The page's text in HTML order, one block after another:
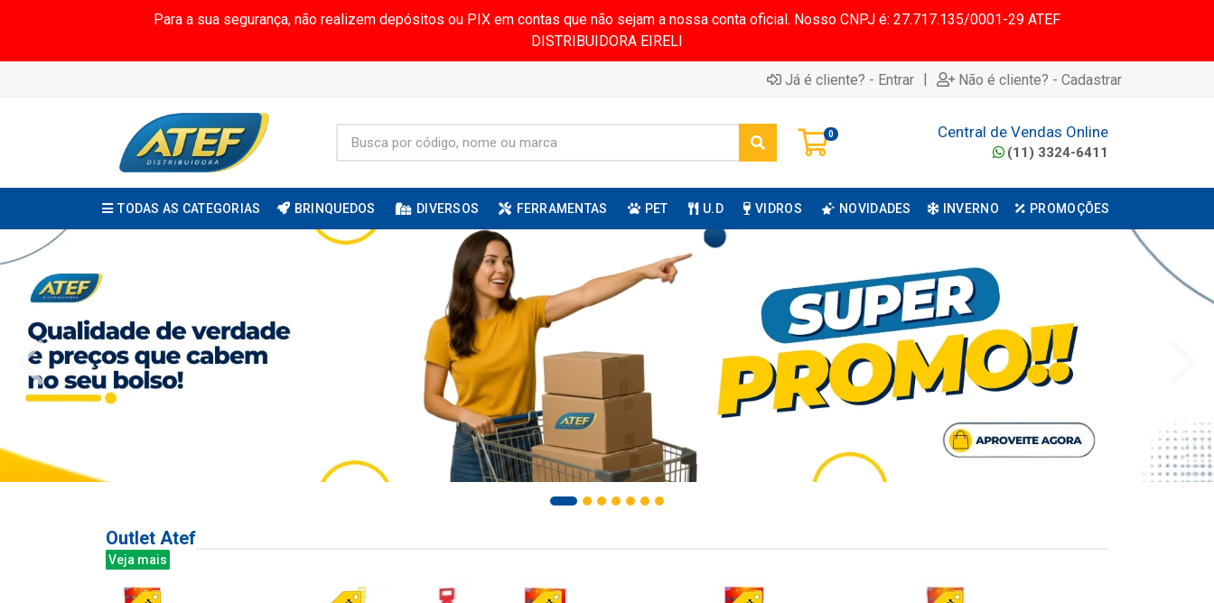
Para a sua segurança, não realizem depósitos ou PIX em contas que não sejam a nossa conta oficial. Nosso CNPJ é: 27.717.135/0001-29 ATEF
DISTRIBUIDORA EIRELI
Já é cliente? - Entrar | Não é cliente? - Cadastrar
0 Central de Vendas Online
(11) 3324-6411
TODAS AS CATEGORIAS BRINQUEDOS DIVERSOS FERRAMENTAS PET U.D VIDROS NOVIDADES INVERNO PROMOÇÕES
Outlet Atef
Veja mais